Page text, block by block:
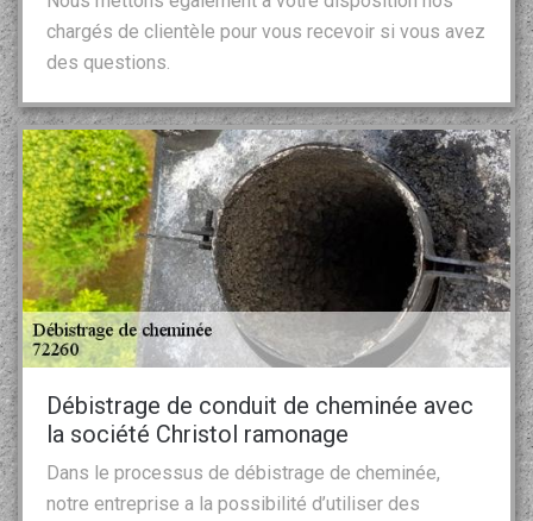
chargés de clientèle pour vous recevoir si vous avez
des questions.
Débistrage de conduit de cheminée avec
la société Christol ramonage
Dans le processus de débistrage de cheminée,
notre entreprise a la possibilité d’utiliser des